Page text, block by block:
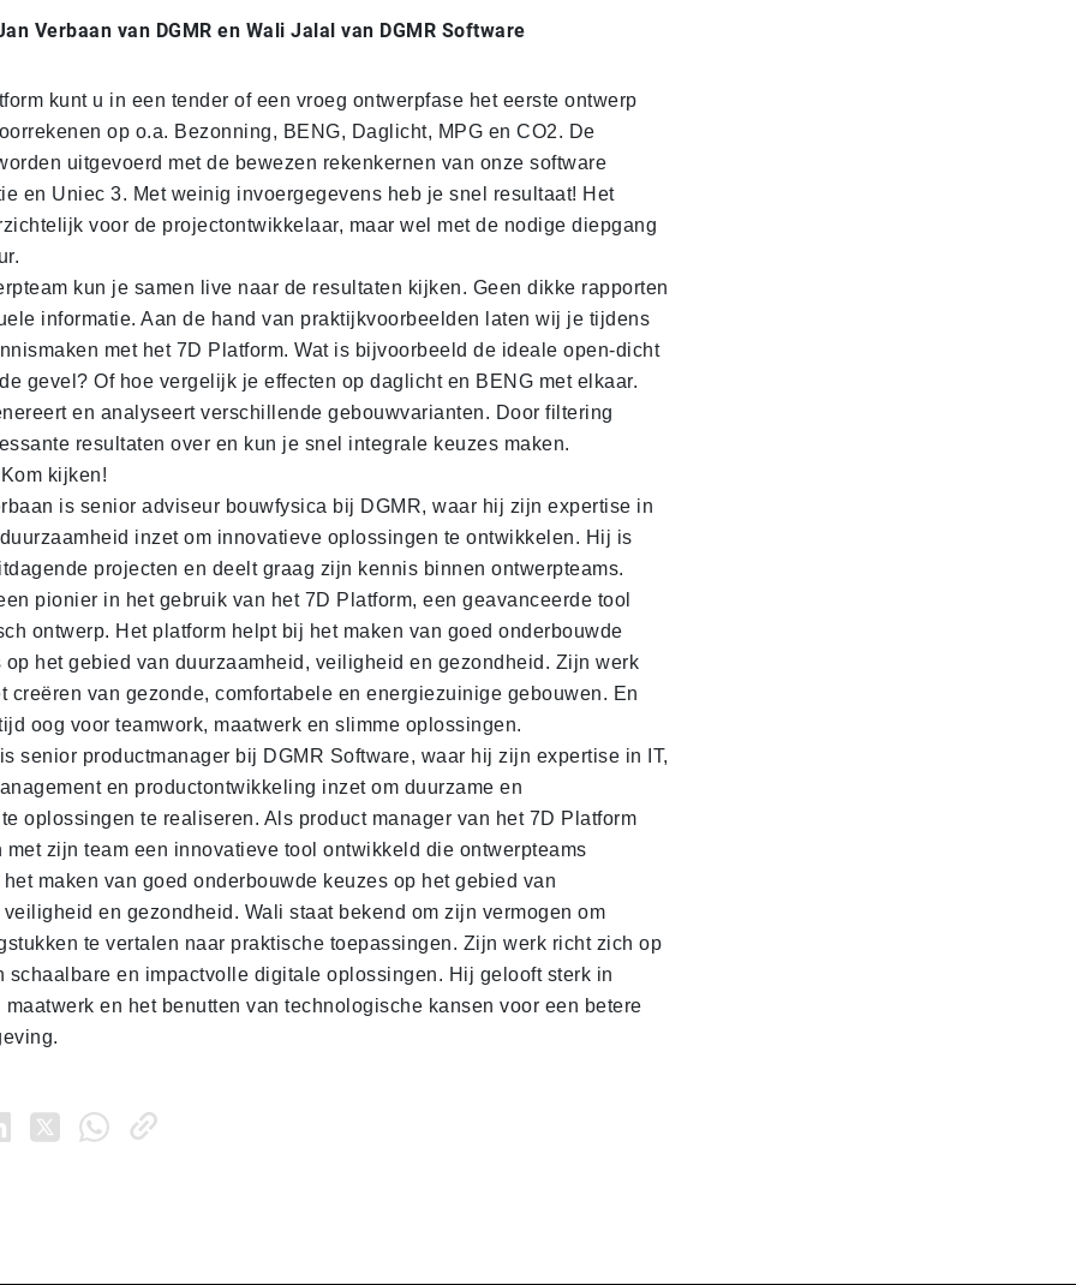
Verbaan van DGMR en Wali Jalal van DGMR Software
kunt u in een tender of een vroeg ontwerpfase het eerste ontwerp
op o.a. Bezonning, BENG, Daglicht, MPG en CO2. De
uitgevoerd met de bewezen rekenkernen van onze software
en Uniec 3. Met weinig invoergegevens heb je snel resultaat! Het
voor de projectontwikkelaar, maar wel met de nodige diepgang
kun je samen live naar de resultaten kijken. Geen dikke rapporten
informatie. Aan de hand van praktijkvoorbeelden laten wij je tijdens
met het 7D Platform. Wat is bijvoorbeeld de ideale open-dicht
gevel? Of hoe vergelijk je effecten op daglicht en BENG met elkaar.
en analyseert verschillende gebouwvarianten. Door filtering
resultaten over en kun je snel integrale keuzes maken.
kijken!
is senior adviseur bouwfysica bij DGMR, waar hij zijn expertise in
inzet om innovatieve oplossingen te ontwikkelen. Hij is
projecten en deelt graag zijn kennis binnen ontwerpteams.
pionier in het gebruik van het 7D Platform, een geavanceerde tool
ontwerp. Het platform helpt bij het maken van goed onderbouwde
op het gebied van duurzaamheid, veiligheid en gezondheid. Zijn werk
creëren van gezonde, comfortabele en energiezuinige gebouwen. En
oog voor teamwork, maatwerk en slimme oplossingen.
senior productmanager bij DGMR Software, waar hij zijn expertise in IT,
en productontwikkeling inzet om duurzame en
oplossingen te realiseren. Als product manager van het 7D Platform
met zijn team een innovatieve tool ontwikkeld die ontwerpteams
maken van goed onderbouwde keuzes op het gebied van
en gezondheid. Wali staat bekend om zijn vermogen om
te vertalen naar praktische toepassingen. Zijn werk richt zich op
schaalbare en impactvolle digitale oplossingen. Hij gelooft sterk in
en het benutten van technologische kansen voor een betere